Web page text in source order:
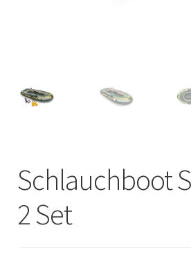
Schlauchboot
2 Set